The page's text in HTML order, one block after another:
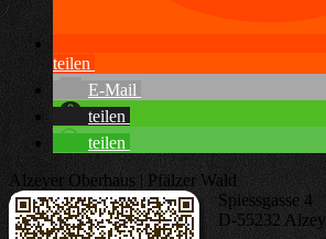
teilen
E-Mail
teilen
teilen
Alzeyer Oberhaus | Pfälzer Wald
Spiessgasse 4
D-55232 Alzey